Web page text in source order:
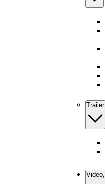
Trailer